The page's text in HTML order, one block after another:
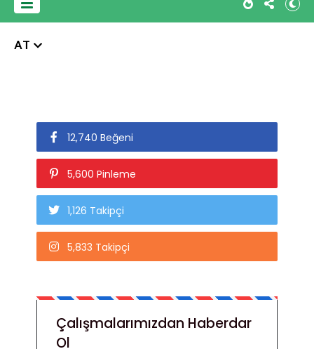
AT
12,740 Beğeni
5,600 Pinleme
1,126 Takipçi
5,833 Takipçi